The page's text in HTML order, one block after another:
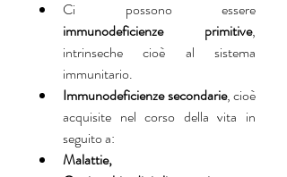
immunodeficienze primitive,
intrinseche cioè al sistema
immunitario.
Immunodeficienze secondarie, cioè
acquisite nel corso della vita in
seguito a:
Malattie,